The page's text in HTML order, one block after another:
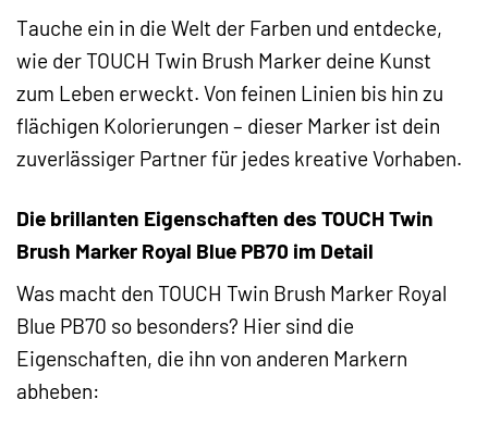
Tauche ein in die Welt der Farben und entdecke,
wie der TOUCH Twin Brush Marker deine Kunst
zum Leben erweckt. Von feinen Linien bis hin zu
flächigen Kolorierungen – dieser Marker ist dein
zuverlässiger Partner für jedes kreative Vorhaben.
Die brillanten Eigenschaften des TOUCH Twin
Brush Marker Royal Blue PB70 im Detail
Was macht den TOUCH Twin Brush Marker Royal
Blue PB70 so besonders? Hier sind die
Eigenschaften, die ihn von anderen Markern
abheben: